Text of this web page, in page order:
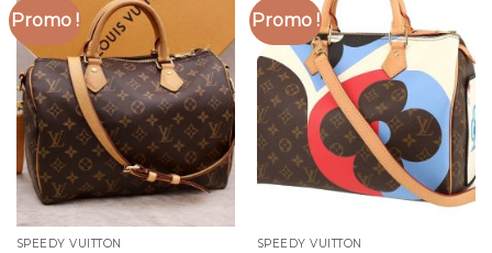
Promo !
SPEEDY VUITTON
Promo !
SPEEDY VUITTON